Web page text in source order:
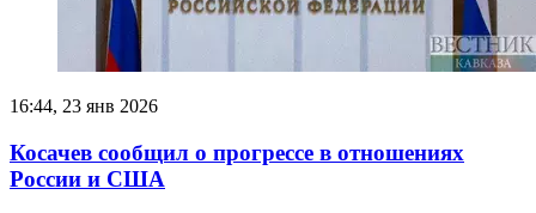
16:44, 23 янв 2026
Косачев сообщил о прогрессе в отношениях
России и США